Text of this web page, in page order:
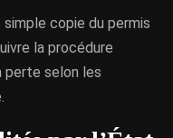
copie du permis
la procédure
perte selon les